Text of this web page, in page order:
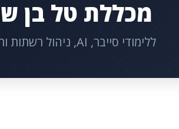
מכללת טל בן
ללימודי סייבר, AI, ניהול רשתות ותקשורת